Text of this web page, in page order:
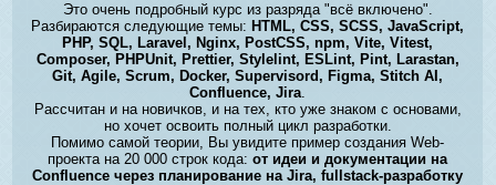
Это очень подробный курс из разряда "всё включено".
Разбираются следующие темы: HTML, CSS, SCSS, JavaScript,
PHP, SQL, Laravel, Nginx, PostCSS, npm, Vite, Vitest,
Composer, PHPUnit, Prettier, Stylelint, ESLint, Pint, Larastan,
Git, Agile, Scrum, Docker, Supervisord, Figma, Stitch AI,
Confluence, Jira.
Рассчитан и на новичков, и на тех, кто уже знаком с основами,
но хочет освоить полный цикл разработки.
Помимо самой теории, Вы увидите пример создания Web-
проекта на 20 000 строк кода:от идеи и документации на
Confluence через планирование на Jira, fullstack-разработку